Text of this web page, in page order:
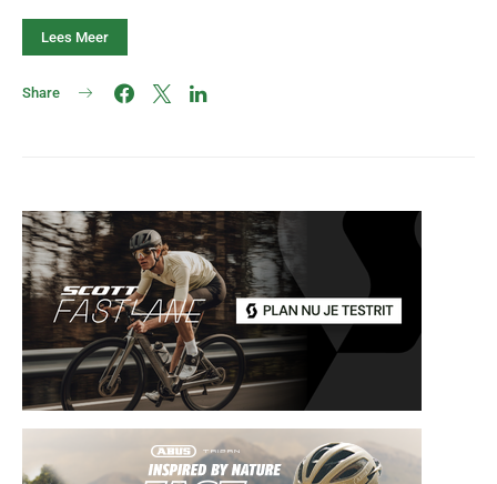
Lees Meer
Share